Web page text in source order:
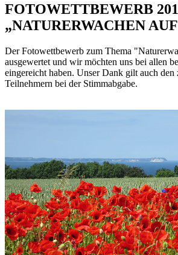
FOTOWETTBEWERB
„NATURERWACHEN
Der Fotowettbewerb zum Thema
ausgewertet und wir möchten uns bei allen
eingereicht haben. Unser Dank gilt auch den
Teilnehmern bei der Stimmabgabe.